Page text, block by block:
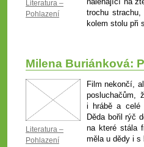
Literatura –
Pohlazení
trochu
kolem stolu při
Milena Buriánková:
Literatura –
Pohlazení
Film nekončí,
posluchačům,
i hrábě a celé
Děda bořil rýč
na které stála
měla u dědy i s